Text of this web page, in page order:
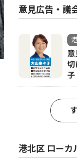
意見広告・議
子
港北区 ローカ